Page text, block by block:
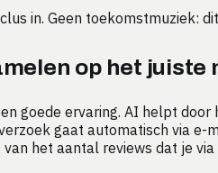
in. Geen toekomstmuziek:
op het juiste
goede ervaring. AI helpt
gaat automatisch via e-
het aantal reviews dat je